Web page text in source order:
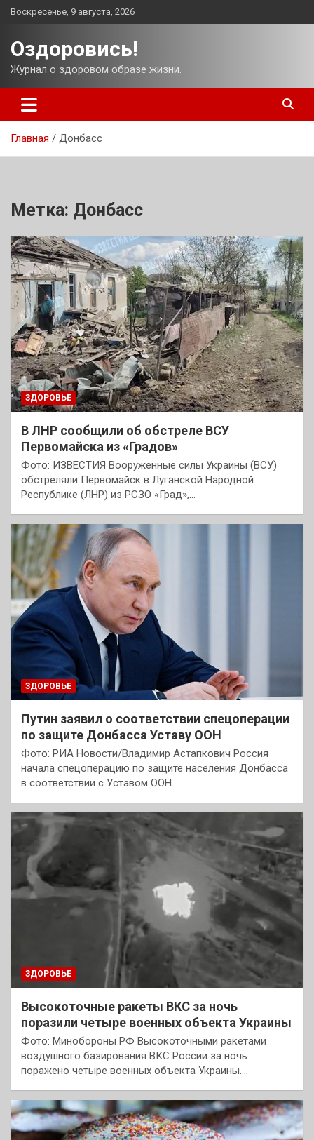
Перейти
Воскресенье, 9 августа, 2026
Оздоровись!
Журнал о здоровом образе жизни.
Главная Донбасс
Метка: Донбасс
ЗДОРОВЬЕ
В ЛНР сообщили об обстреле ВСУ
Первомайска из «Градов»
Фото: ИЗВЕСТИЯ Вооруженные силы Украины (ВСУ)
обстреляли Первомайск в Луганской Народной
Республике (ЛНР) из РСЗО «Град»,…
ЗДОРОВЬЕ
Путин заявил о соответствии спецоперации
по защите Донбасса Уставу ООН
Фото: РИА Новости/Владимир Астапкович Россия
начала спецоперацию по защите населения Донбасса
в соответствии с Уставом ООН.…
ЗДОРОВЬЕ
Высокоточные ракеты ВКС за ночь
поразили четыре военных объекта Украины
Фото: Минобороны РФ Высокоточными ракетами
воздушного базирования ВКС России за ночь
поражено четыре военных объекта Украины.…